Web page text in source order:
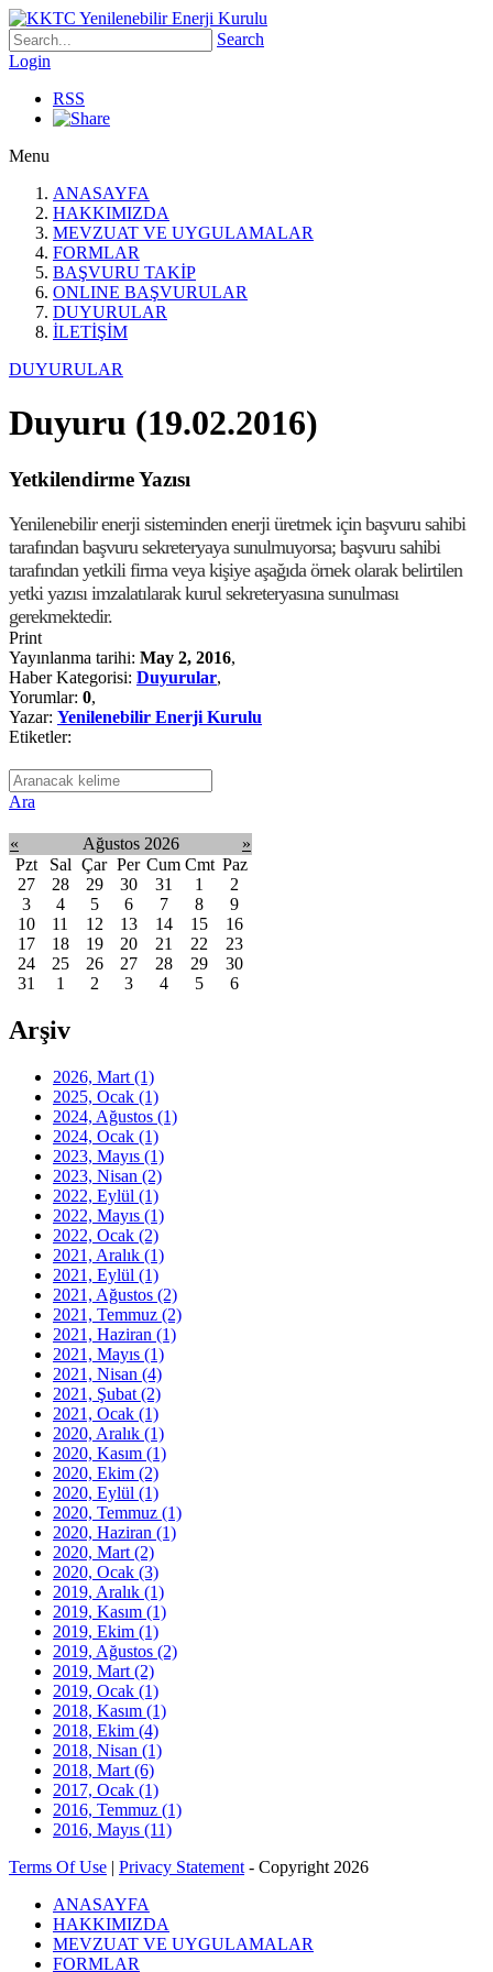
Search
Login
RSS
Menu
ANASAYFA
HAKKIMIZDA
MEVZUAT VE UYGULAMALAR
FORMLAR
BAŞVURU TAKİP
ONLINE BAŞVURULAR
DUYURULAR
İLETİŞİM
DUYURULAR
Duyuru (19.02.2016)
Yetkilendirme Yazısı
Yenilenebilir enerji sisteminden enerji üretmek için başvuru sahibi
tarafından başvuru sekreteryaya sunulmuyorsa; başvuru sahibi
tarafından yetkili firma veya kişiye aşağıda örnek olarak belirtilen
yetki yazısı imzalatılarak kurul sekreteryasına sunulması
gerekmektedir.
Print
Yayınlanma tarihi: May 2, 2016,
Haber Kategorisi: Duyurular,
Yorumlar: 0,
Yazar: Yenilenebilir Enerji Kurulu
Etiketler:
Ara
« Ağustos 2026
»
Pzt
Sal Çar Per Cum Cmt Paz
27
28 29 30 31 1
2
3
4 5 6 7 8
9
10
11 12 13 14 15
16
17
18 19 20 21 22
23
24
25 26 27 28 29
30
31
1 2 3 4 5 6
Arşiv
2026, Mart (1)
2025, Ocak (1)
2024, Ağustos (1)
2024, Ocak (1)
2023, Mayıs (1)
2023, Nisan (2)
2022, Eylül (1)
2022, Mayıs (1)
2022, Ocak (2)
2021, Aralık (1)
2021, Eylül (1)
2021, Ağustos (2)
2021, Temmuz (2)
2021, Haziran (1)
2021, Mayıs (1)
2021, Nisan (4)
2021, Şubat (2)
2021, Ocak (1)
2020, Aralık (1)
2020, Kasım (1)
2020, Ekim (2)
2020, Eylül (1)
2020, Temmuz (1)
2020, Haziran (1)
2020, Mart (2)
2020, Ocak (3)
2019, Aralık (1)
2019, Kasım (1)
2019, Ekim (1)
2019, Ağustos (2)
2019, Mart (2)
2019, Ocak (1)
2018, Kasım (1)
2018, Ekim (4)
2018, Nisan (1)
2018, Mart (6)
2017, Ocak (1)
2016, Temmuz (1)
2016, Mayıs (11)
Terms Of Use | Privacy Statement - Copyright 2026
ANASAYFA
HAKKIMIZDA
MEVZUAT VE UYGULAMALAR
FORMLAR